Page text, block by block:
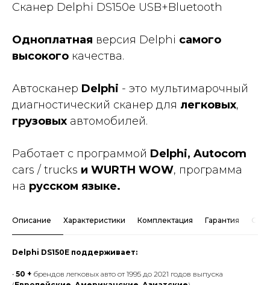
Сканер Delphi DS150e USB+Bluetooth
Одноплатная версия Delphi самого
высокого качества.
Автосканер Delphi - это мультимарочный
диагностический сканер для легковых,
грузовых автомобилей.
Работает с программой Delphi, Autocom
cars / trucks и WURTH WOW, программа
на русском языке.
Описание Характеристики Комплектация Гарантия
Delphi DS150E поддерживает:
• 50 + брендов легковых авто от 1995 до 2021 годов выпуска